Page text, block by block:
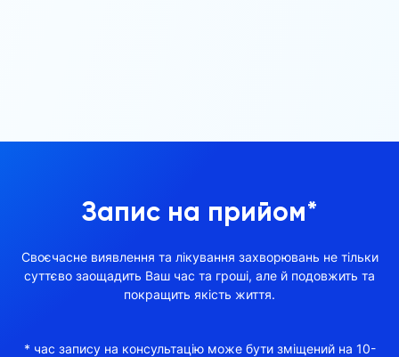
Запис на прийом*
Своєчасне виявлення та лікування захворювань не тільки
суттєво заощадить Ваш час та гроші, але й подовжить та
покращить якість життя.
* час запису на консультацію може бути зміщений на 10-